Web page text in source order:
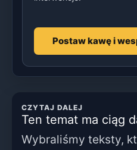
Postaw kawę i
CZYTAJ DALEJ
Ten temat ma ciąg
Wybraliśmy teksty,